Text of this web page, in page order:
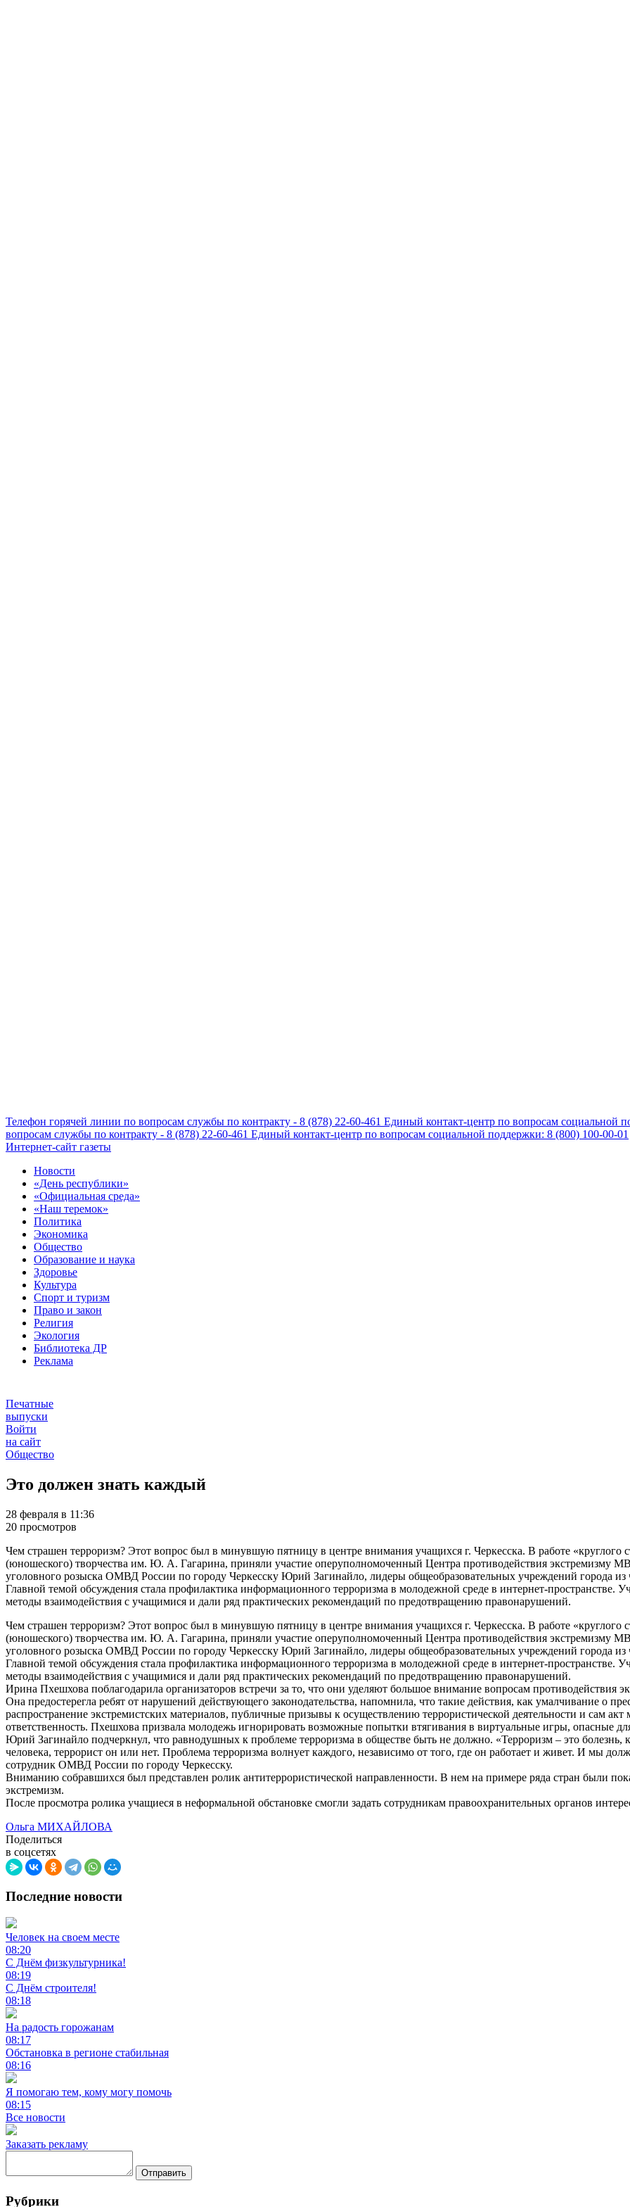
Телефон горячей линии по вопросам службы по контракту - 8 (878) 22-60-461 Единый контакт-центр по вопросам социальной
вопросам службы по контракту - 8 (878) 22-60-461 Единый контакт-центр по вопросам социальной поддержки: 8 (800) 100-00-01
Интернет-сайт газеты
Новости
«День республики»
«Официальная среда»
«Наш теремок»
Политика
Экономика
Общество
Образование и наука
Здоровье
Культура
Спорт и туризм
Право и закон
Религия
Экология
Библиотека ДР
Реклама
Печатные
выпуски
Войти
на сайт
Общество
Это должен знать каждый
28 февраля в 11:36
20 просмотров
Чем страшен терроризм? Этот вопрос был в минувшую пятницу в центре внимания учащихся г. Черкесска. В работе «круглого
(юношеского) творчества им. Ю. А. Гагарина, приняли участие оперуполномоченный Центра противодействия
уголовного розыска ОМВД России по городу Черкесску Юрий Загинайло, лидеры общеобразовательных учреждений города из
Главной темой обсуждения стала профилактика информационного терроризма в молодежной среде в интернет-пространстве.
методы взаимодействия с учащимися и дали ряд практических рекомендаций по предотвращению правонарушений.
Чем страшен терроризм? Этот вопрос был в минувшую пятницу в центре внимания учащихся г. Черкесска. В работе «круглого
(юношеского) творчества им. Ю. А. Гагарина, приняли участие оперуполномоченный Центра противодействия
уголовного розыска ОМВД России по городу Черкесску Юрий Загинайло, лидеры общеобразовательных учреждений города из
Главной темой обсуждения стала профилактика информационного терроризма в молодежной среде в интернет-пространстве.
методы взаимодействия с учащимися и дали ряд практических рекомендаций по предотвращению правонарушений.
Ирина Пхешхова поблагодарила организаторов встречи за то, что они уделяют большое внимание вопросам противодействия
Она предостерегла ребят от нарушений действующего законодательства, напомнила, что такие действия, как умалчивание о
распространение экстремистских материалов, публичные призывы к осуществлению террористической деятельности и сам
ответственность. Пхешхова призвала молодежь игнорировать возможные попытки втягивания в виртуальные игры, опасные
Юрий Загинайло подчеркнул, что равнодушных к проблеме терроризма в обществе быть не должно. «Терроризм – это
человека, террорист он или нет. Проблема терроризма волнует каждого, независимо от того, где он работает и живет. И мы
сотрудник ОМВД России по городу Черкесску.
Вниманию собравшихся был представлен ролик антитеррористической направленности. В нем на примере ряда стран были
экстремизм.
После просмотра ролика учащиеся в неформальной обстановке смогли задать сотрудникам правоохранительных органов
Ольга МИХАЙЛОВА
Поделиться
в соцсетях
Последние новости
Человек на своем месте
08:20
С Днём физкультурника!
08:19
С Днём строителя!
08:18
На радость горожанам
08:17
Обстановка в регионе стабильная
08:16
Я помогаю тем, кому могу помочь
08:15
Все новости
Заказать рекламу
Отправить
Рубрики